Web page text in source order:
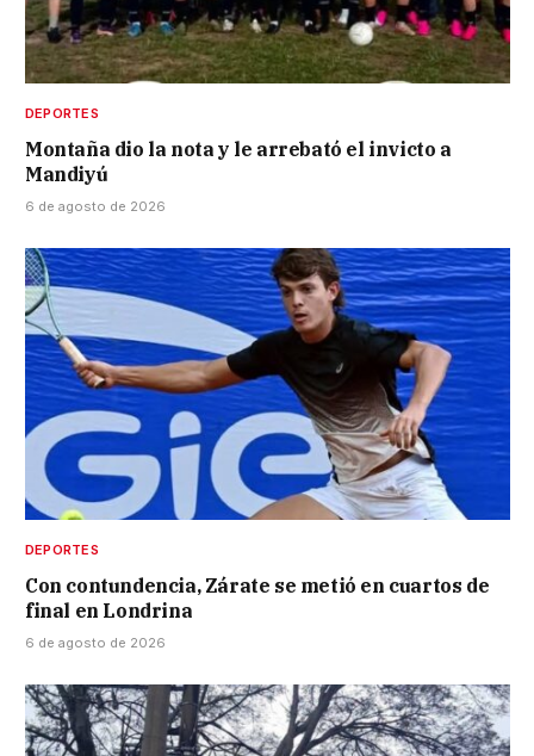
DEPORTES
Montaña dio la nota y le arrebató el invicto a
Mandiyú
6 de agosto de 2026
DEPORTES
Con contundencia, Zárate se metió en cuartos de
final en Londrina
6 de agosto de 2026